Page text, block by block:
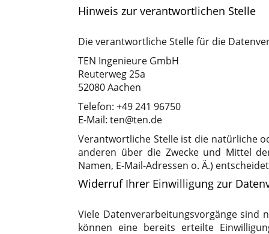
Hinweis zur verantwortlichen Stelle
Die verantwortliche Stelle für die
TEN Ingenieure GmbH
Reuterweg 25a
52080 Aachen
Telefon: +49 241 96750
E-Mail: ten@ten.de
Verantwortliche Stelle ist die natürliche
anderen über die Zwecke und Mittel
Namen, E-Mail-Adressen o. Ä.)
Widerruf Ihrer Einwilligung zur
Viele Datenverarbeitungsvorgänge sind
können eine bereits erteilte